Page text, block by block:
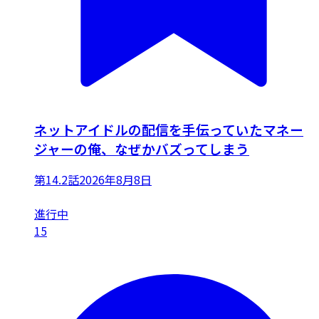
ネットアイドルの配信を手伝っていたマネー
ジャーの俺、なぜかバズってしまう
第14.2話2026年8月8日
進行中
15